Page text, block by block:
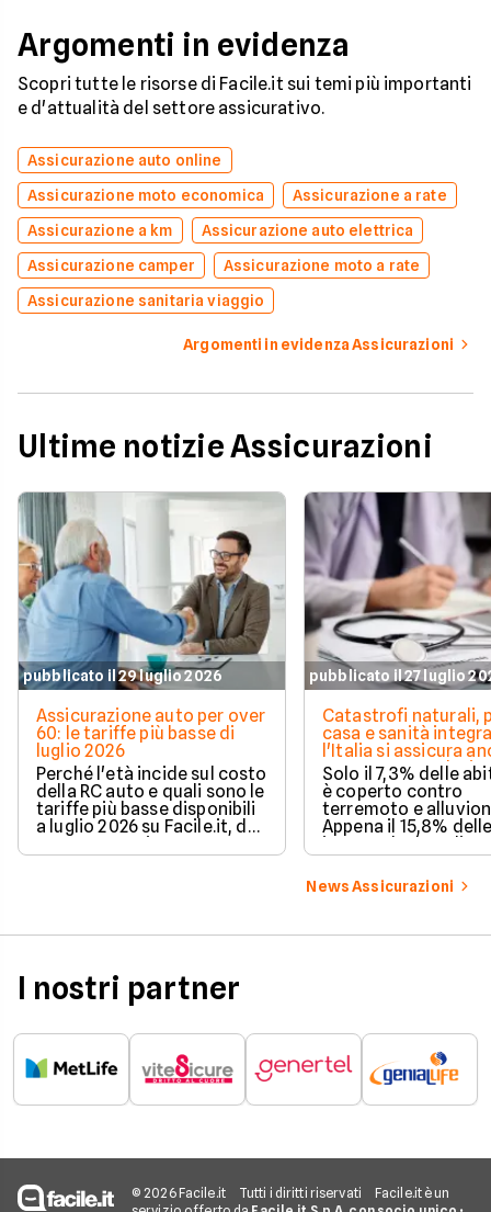
Argomenti in evidenza
Scopri tutte le risorse di Facile.it sui temi più importanti
e d'attualità del settore assicurativo.
Assicurazione auto online
Assicurazione moto economica
Assicurazione a rate
Assicurazione a km
Assicurazione auto elettrica
Assicurazione camper
Assicurazione moto a rate
Assicurazione sanitaria viaggio
Argomenti in evidenza Assicurazioni
Ultime notizie Assicurazioni
pubblicato il 29 luglio 2026
Assicurazione auto per over
60: le tariffe più basse di
luglio 2026
Perché l'età incide sul costo
della RC auto e quali sono le
tariffe più basse disponibili
a luglio 2026 su Facile.it, da
106,32€ annui.
pubblicato il 27 luglio
Catastrofi naturali,
casa e sanità
l'Italia si assicura
troppo poco. I dati
Solo il 7,3% delle
è coperto contro
terremoto e
Appena il 15,8%
imprese ha la polizza
catastrofale
dati ANIA 2025 sul
assicurativo
News Assicurazioni
I nostri partner
© 2026 Facile.it Tutti i diritti riservati
Facile.it è un